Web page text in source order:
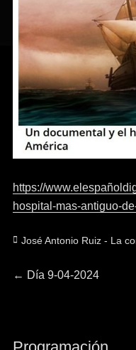
https://
hospital-mas-antiguo-
Categorías
José Antonio Ruiz - La
Navegación
entradas
← Entrada
Día 9-04-2024